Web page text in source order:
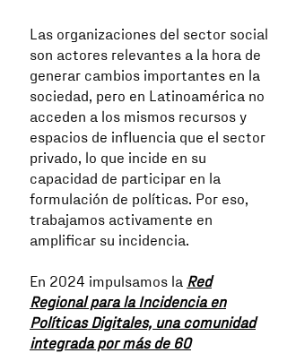
Las organizaciones del sector social
son actores relevantes a la hora de
generar cambios importantes en la
sociedad, pero en Latinoamérica no
acceden a los mismos recursos y
espacios de influencia que el sector
privado, lo que incide en su
capacidad de participar en la
formulación de políticas. Por eso,
trabajamos activamente en
amplificar su incidencia.
En 2024 impulsamos la Red
Regional para la Incidencia en
Políticas Digitales, una comunidad
integrada por más de 60